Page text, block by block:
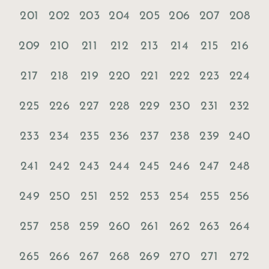
201 202 203 204 205 206 207 208
209 210 211 212 213 214 215 216
217 218 219 220 221 222 223 224
225 226 227 228 229 230 231 232
233 234 235 236 237 238 239 240
241 242 243 244 245 246 247 248
249 250 251 252 253 254 255 256
257 258 259 260 261 262 263 264
265 266 267 268 269 270 271 272